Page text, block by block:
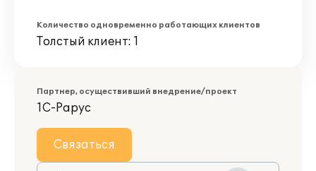
Количество одновременно работающих клиентов
Толстый клиент: 1
Партнер, осуществивший внедрение/проект
1С-Рарус
Связаться